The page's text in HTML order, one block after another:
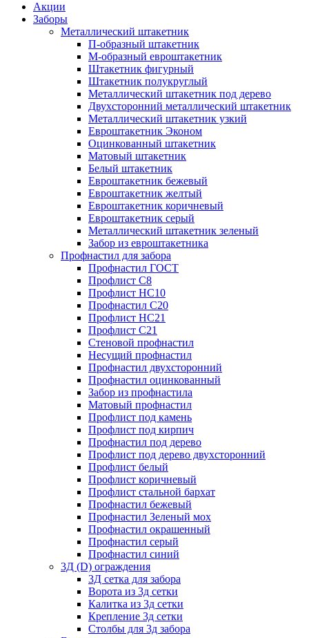
Акции
Заборы
Металлический штакетник
П-образный штакетник
М-образный евроштакетник
Штакетник фигурный
Штакетник полукруглый
Металлический штакетник под дерево
Двухсторонний металлический штакетник
Металлический штакетник узкий
Евроштакетник Эконом
Оцинкованный штакетник
Матовый штакетник
Белый штакетник
Евроштакетник бежевый
Евроштакетник желтый
Евроштакетник коричневый
Евроштакетник серый
Металлический штакетник зеленый
Забор из евроштакетника
Профнастил для забора
Профнастил ГОСТ
Профлист С8
Профлист НС10
Профнастил С20
Профлист НС21
Профлист С21
Стеновой профнастил
Несущий профнастил
Профнастил двухсторонний
Профнастил оцинкованный
Забор из профнастила
Матовый профнастил
Профлист под камень
Профлист под кирпич
Профнастил под дерево
Профлист под дерево двухсторонний
Профлист белый
Профлист коричневый
Профлист стальной бархат
Профнастил бежевый
Профнастил Зеленый мох
Профнастил окрашенный
Профнастил серый
Профнастил синий
3Д (D) ограждения
3Д сетка для забора
Ворота из 3д сетки
Калитка из 3д сетки
Крепление 3д сетки
Столбы для 3д забора